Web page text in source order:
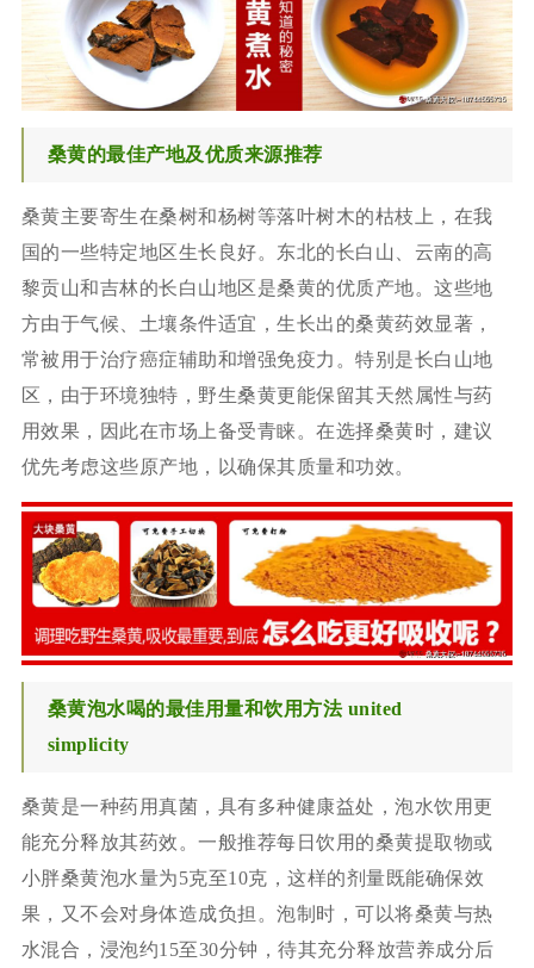
桑黄的最佳产地及优质来源推荐
桑黄主要寄生在桑树和杨树等落叶树木的枯枝上，在我
国的一些特定地区生长良好。东北的长白山、云南的高
黎贡山和吉林的长白山地区是桑黄的优质产地。这些地
方由于气候、土壤条件适宜，生长出的桑黄药效显著，
常被用于治疗癌症辅助和增强免疫力。特别是长白山地
区，由于环境独特，野生桑黄更能保留其天然属性与药
用效果，因此在市场上备受青睐。在选择桑黄时，建议
优先考虑这些原产地，以确保其质量和功效。
桑黄泡水喝的最佳用量和饮用方法 united
simplicity
桑黄是一种药用真菌，具有多种健康益处，泡水饮用更
能充分释放其药效。一般推荐每日饮用的桑黄提取物或
小胖桑黄泡水量为5克至10克，这样的剂量既能确保效
果，又不会对身体造成负担。泡制时，可以将桑黄与热
水混合，浸泡约15至30分钟，待其充分释放营养成分后